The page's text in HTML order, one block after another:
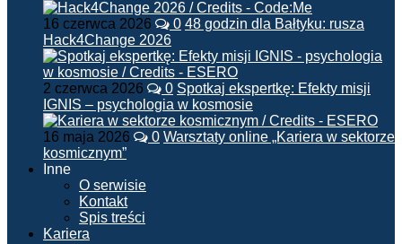
16 czerwca 2026 0 48 godzin dla Bałtyku: rusza
Hack4Change 2026
2 czerwca 2026 0 Spotkaj ekspertkę: Efekty misji
IGNIS – psychologia w kosmosie
16 maja 2026 0 Warsztaty online „Kariera w sektorze
kosmicznym”
Inne
O serwisie
Kontakt
Spis treści
Kariera